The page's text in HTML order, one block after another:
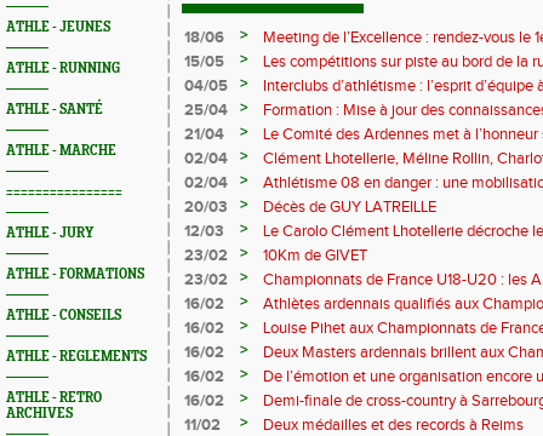
ATHLE - JEUNES
ATHLE - RUNNING
ATHLE - SANTÉ
ATHLE - MARCHE
================
ATHLE - JURY
ATHLE - FORMATIONS
ATHLE - CONSEILS
ATHLE - REGLEMENTS
ATHLE - RETRO
ARCHIVES
18/06 >
Meeting de l’Excellence : rendez-vous le
15/05
>
Les compétitions sur piste au bord de la
04/05
>
Interclubs d’athlétisme : l’esprit d’équipe
rempart contre la sédentarité des jeunes
25/04 >
Formation : Mise à jour des
M372)
21/04 >
Le Comité des Ardennes met à
02/04
>
Clément Lhotellerie, Méline Rollin,
prolifique pour les coureurs ardennais
02/04 >
Athlétisme 08 en danger : une
20/03
>
Décès de GUY LATREILLE
12/03
>
Le Carolo Clément Lhotellerie décroche
master de cross-country
23/02 >
10Km de GIVET
23/02
>
Championnats de France U18-U20 : les
Val-de-Reuil
16/02 >
Athlètes ardennais qualifiés aux
en salle
16/02 >
Louise Pihet aux Championnats de
16/02
>
Deux Masters ardennais brillent aux
Saint‑Brieuc
16/02 >
De l’émotion et une organisation encore
Trail 2026
16/02 >
Demi-finale de cross-country à
boue… et à la fête !
11/02 >
Deux médailles et des records à Reims